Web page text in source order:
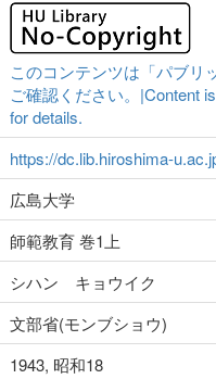
このコンテンツは「パブリ
ご確認ください。|Content
for details.
https://dc.lib.hiroshima-
広島大学
師範教育 巻1上
シハン キョウイク
文部省(モンブショウ)
1943, 昭和18